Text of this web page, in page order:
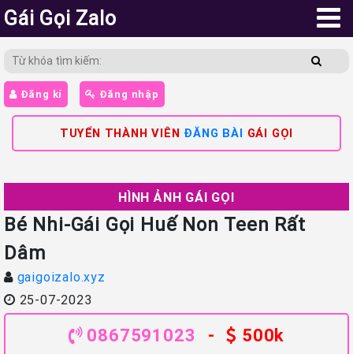
Gái Gọi Zalo
Đăng kí Đăng nhập
TUYỂN THÀNH VIÊN ĐĂNG BÀI GÁI GỌI
HÌNH ẢNH GÁI GỌI
Bé Nhi-Gái Gọi Huế Non Teen Rất
Dâm
gaigoizalo.xyz
25-07-2023
0867591023 - 500k